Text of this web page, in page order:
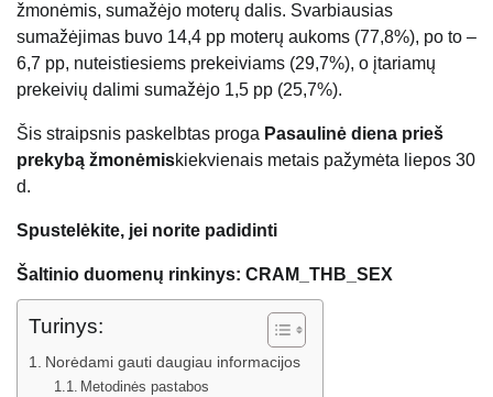
žmonėmis, sumažėjo moterų dalis. Svarbiausias
sumažėjimas buvo 14,4 pp moterų aukoms (77,8%), po to –
6,7 pp, nuteistiesiems prekeiviams (29,7%), o įtariamų
prekeivių dalimi sumažėjo 1,5 pp (25,7%).
Šis straipsnis paskelbtas proga Pasaulinė diena prieš
prekybą žmonėmiskiekvienais metais pažymėta liepos 30
d.
Spustelėkite, jei norite padidinti
Šaltinio duomenų rinkinys: CRAM_THB_SEX
Turinys:
Norėdami gauti daugiau informacijos
Metodinės pastabos